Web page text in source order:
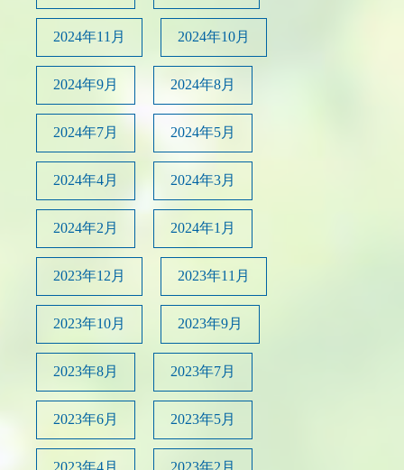
2024年11月 2024年10月
2024年9月 2024年8月
2024年7月 2024年5月
2024年4月 2024年3月
2024年2月 2024年1月
2023年12月 2023年11月
2023年10月 2023年9月
2023年8月 2023年7月
2023年6月 2023年5月
2023年4月 2023年2月